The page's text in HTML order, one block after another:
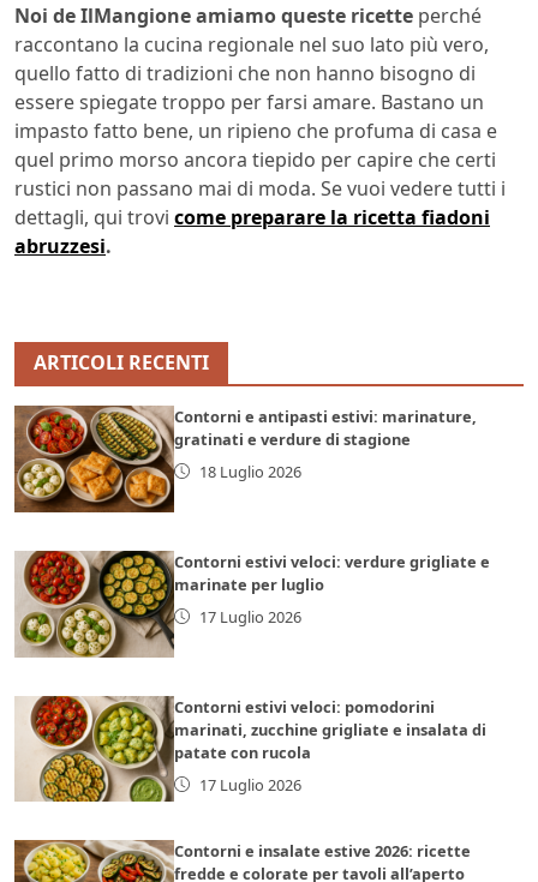
Noi de IlMangione amiamo queste ricette perché
raccontano la cucina regionale nel suo lato più vero,
quello fatto di tradizioni che non hanno bisogno di
essere spiegate troppo per farsi amare. Bastano un
impasto fatto bene, un ripieno che profuma di casa e
quel primo morso ancora tiepido per capire che certi
rustici non passano mai di moda. Se vuoi vedere tutti i
dettagli, qui trovi come preparare la ricetta fiadoni
abruzzesi.
ARTICOLI RECENTI
Contorni e antipasti estivi: marinature,
gratinati e verdure di stagione
18 Luglio 2026
Contorni estivi veloci: verdure grigliate e
marinate per luglio
17 Luglio 2026
Contorni estivi veloci: pomodorini
marinati, zucchine grigliate e insalata di
patate con rucola
17 Luglio 2026
Contorni e insalate estive 2026: ricette
fredde e colorate per tavoli all’aperto